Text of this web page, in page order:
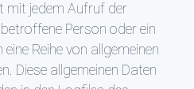
mit jedem Aufruf der
Person oder ein
Reihe von allgemeinen
Diese allgemeinen Daten